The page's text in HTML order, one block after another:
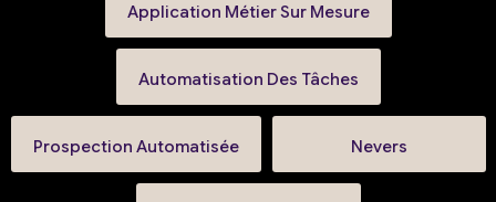
Application Métier Sur Mesure
Automatisation Des Tâches
Prospection Automatisée Nevers